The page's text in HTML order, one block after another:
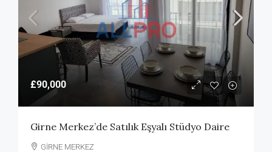
£90,000
Girne Merkez’de Satılık Eşyalı Stüdyo Daire
GİRNE MERKEZ